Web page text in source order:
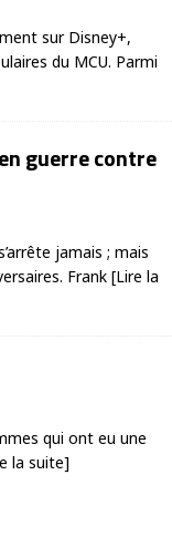
sur Disney+,
du MCU. Parmi
guerre contre
jamais ; mais
Frank [Lire la
qui ont eu une
la suite]